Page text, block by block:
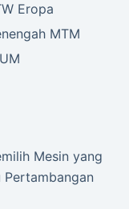
Eropa
MTM
Mesin yang